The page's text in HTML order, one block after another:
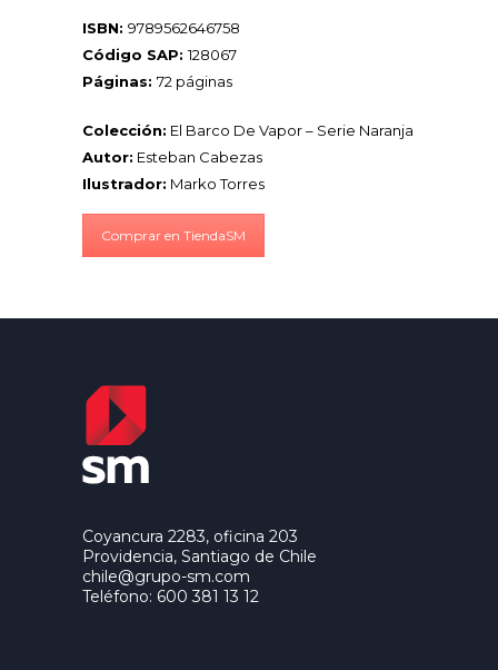
ISBN: 9789562646758
Código SAP:128067
Páginas: 72 páginas
Colección: El Barco De Vapor – Serie Naranja
Autor: Esteban Cabezas
Ilustrador: Marko Torres
Comprar en TiendaSM
Coyancura 2283, oficina 203
Providencia, Santiago de Chile
chile@grupo-sm.com
Teléfono: 600 381 13 12